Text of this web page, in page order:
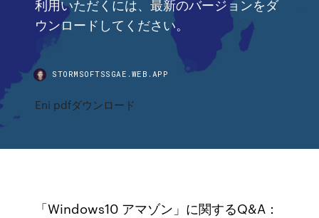
利用いただくには、最新のバージョンをダ
ウンロードしてください。
STORMSOFTSSGAE.WEB.APP
Eni pdfダウンロード
「Windows10 アマゾン」に関するQ&A：